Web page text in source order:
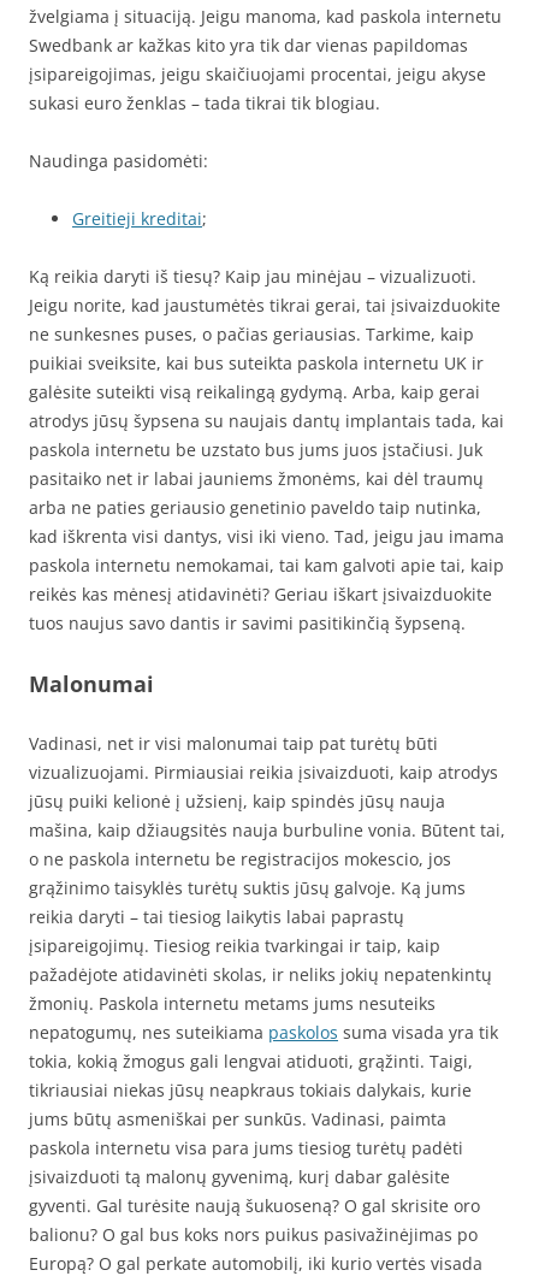
žvelgiama į situaciją. Jeigu manoma, kad paskola internetu
Swedbank ar kažkas kito yra tik dar vienas papildomas
įsipareigojimas, jeigu skaičiuojami procentai, jeigu akyse
sukasi euro ženklas – tada tikrai tik blogiau.
Naudinga pasidomėti:
Greitieji kreditai;
Ką reikia daryti iš tiesų? Kaip jau minėjau – vizualizuoti.
Jeigu norite, kad jaustumėtės tikrai gerai, tai įsivaizduokite
ne sunkesnes puses, o pačias geriausias. Tarkime, kaip
puikiai sveiksite, kai bus suteikta paskola internetu UK ir
galėsite suteikti visą reikalingą gydymą. Arba, kaip gerai
atrodys jūsų šypsena su naujais dantų implantais tada, kai
paskola internetu be uzstato bus jums juos įstačiusi. Juk
pasitaiko net ir labai jauniems žmonėms, kai dėl traumų
arba ne paties geriausio genetinio paveldo taip nutinka,
kad iškrenta visi dantys, visi iki vieno. Tad, jeigu jau imama
paskola internetu nemokamai, tai kam galvoti apie tai, kaip
reikės kas mėnesį atidavinėti? Geriau iškart įsivaizduokite
tuos naujus savo dantis ir savimi pasitikinčią šypseną.
Malonumai
Vadinasi, net ir visi malonumai taip pat turėtų būti
vizualizuojami. Pirmiausiai reikia įsivaizduoti, kaip atrodys
jūsų puiki kelionė į užsienį, kaip spindės jūsų nauja
mašina, kaip džiaugsitės nauja burbuline vonia. Būtent tai,
o ne paskola internetu be registracijos mokescio, jos
grąžinimo taisyklės turėtų suktis jūsų galvoje. Ką jums
reikia daryti – tai tiesiog laikytis labai paprastų
įsipareigojimų. Tiesiog reikia tvarkingai ir taip, kaip
pažadėjote atidavinėti skolas, ir neliks jokių nepatenkintų
žmonių. Paskola internetu metams jums nesuteiks
nepatogumų, nes suteikiama paskolos suma visada yra tik
tokia, kokią žmogus gali lengvai atiduoti, grąžinti. Taigi,
tikriausiai niekas jūsų neapkraus tokiais dalykais, kurie
jums būtų asmeniškai per sunkūs. Vadinasi, paimta
paskola internetu visa para jums tiesiog turėtų padėti
įsivaizduoti tą malonų gyvenimą, kurį dabar galėsite
gyventi. Gal turėsite naują šukuoseną? O gal skrisite oro
balionu? O gal bus koks nors puikus pasivažinėjimas po
Europą? O gal perkate automobilį, iki kurio vertės visada